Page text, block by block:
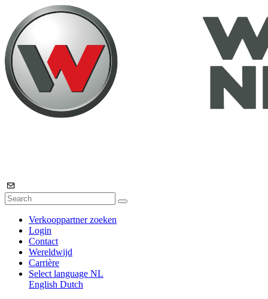
Verkooppartner zoeken
Login
Contact
Wereldwijd
Carrière
Select language NL
English Dutch